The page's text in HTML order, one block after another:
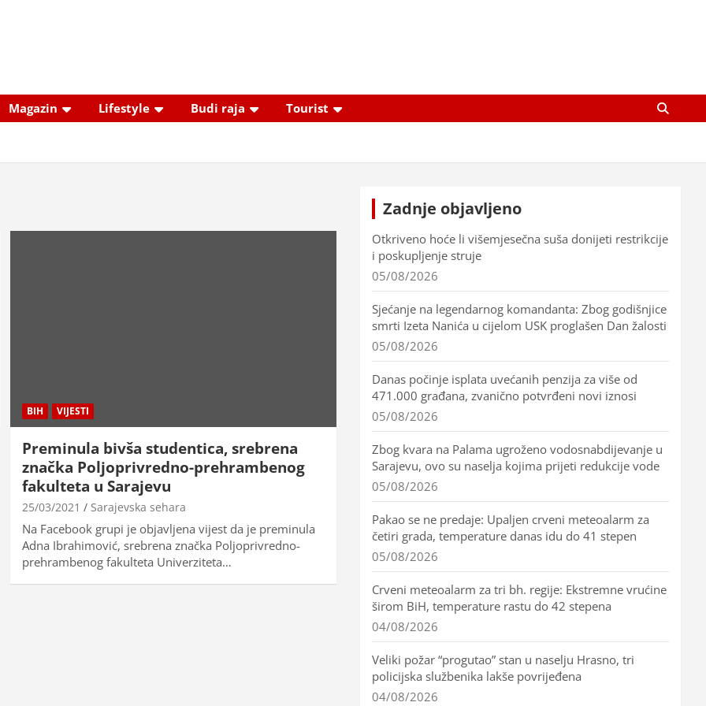
Magazin Lifestyle Budi raja Tourist
BIH VIJESTI
Preminula bivša studentica, srebrena
značka Poljoprivredno-prehrambenog
fakulteta u Sarajevu
25/03/2021 Sarajevska sehara
Na Facebook grupi je objavljena vijest da je preminula
Adna Ibrahimović, srebrena značka Poljoprivredno-
prehrambenog fakulteta Univerziteta…
Zadnje objavljeno
Otkriveno hoće li višemjesečna suša donijeti restrikcije
i poskupljenje struje
05/08/2026
Sjećanje na legendarnog komandanta: Zbog godišnjice
smrti Izeta Nanića u cijelom USK proglašen Dan žalosti
05/08/2026
Danas počinje isplata uvećanih penzija za više od
471.000 građana, zvanično potvrđeni novi iznosi
05/08/2026
Zbog kvara na Palama ugroženo vodosnabdijevanje u
Sarajevu, ovo su naselja kojima prijeti redukcije vode
05/08/2026
Pakao se ne predaje: Upaljen crveni meteoalarm za
četiri grada, temperature danas idu do 41 stepen
05/08/2026
Crveni meteoalarm za tri bh. regije: Ekstremne vrućine
širom BiH, temperature rastu do 42 stepena
04/08/2026
Veliki požar “progutao” stan u naselju Hrasno, tri
policijska službenika lakše povrijeđena
04/08/2026